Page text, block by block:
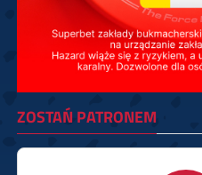
ZOSTAŃ PATRONEM